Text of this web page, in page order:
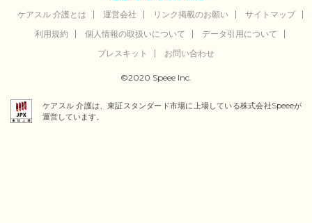
ケアスル 介護とは 運営会社 リンク掲載のお願い
サイトマップ
利用規約
個人情報の取扱いについて
データ引用について
プレスキット
お問い合わせ
©2020 Speee Inc.
ケアスル 介護は、東証スタンダード市場に上場している株式会社Speeeが
運営しています。